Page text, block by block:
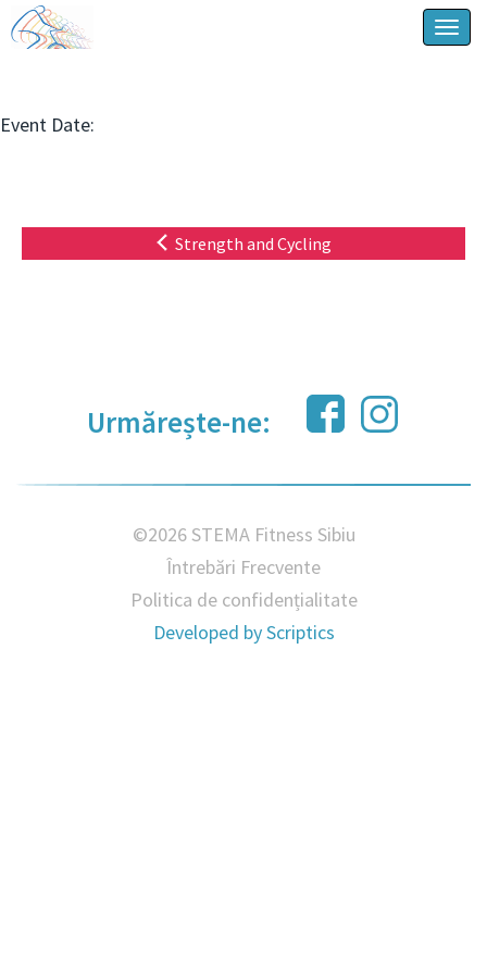
Event Date:
Strength and Cycling
Urmărește-ne:
©2026 STEMA Fitness Sibiu
Întrebări Frecvente
Politica de confidențialitate
Developed byScriptics